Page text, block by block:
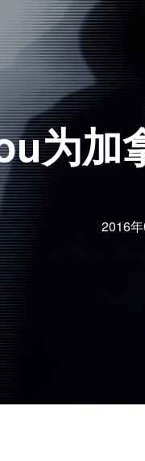
为加
2016